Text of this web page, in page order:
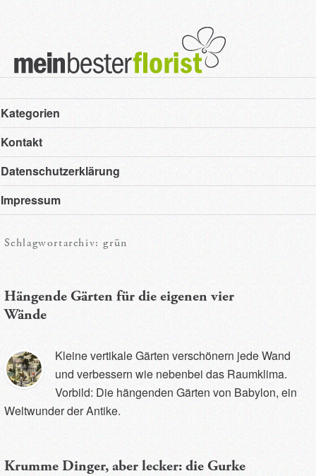
Hauptmenü
Zum
primären
Inhalt
springen
Zum
sekundären
Inhalt
springen
Kategorien
Kontakt
Datenschutzerklärung
Impressum
Schlagwortarchiv:grün
Hängende Gärten für die eigenen vier
Wände
Kleine vertikale Gärten verschönern jede Wand
und verbessern wie nebenbei das Raumklima.
Vorbild: Die hängenden Gärten von Babylon, ein
Weltwunder der Antike.
Krumme Dinger, aber lecker: die Gurke